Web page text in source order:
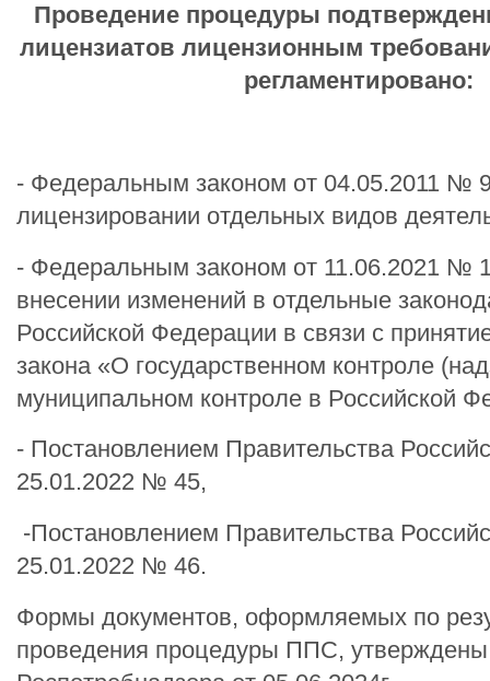
Проведение процедуры
лицензиатов лицензионным
регламентировано:
- Федеральным законом от 04.05.2011 №
лицензировании отдельных видов
- Федеральным законом от 11.06.2021 №
внесении изменений в отдельные
Российской Федерации в связи с
закона «О государственном контроле
муниципальном контроле в Российской
- Постановлением Правительства
25.01.2022 № 45,
-Постановлением Правительства
25.01.2022 № 46.
Формы документов, оформляемых по
проведения процедуры ППС, утверждены